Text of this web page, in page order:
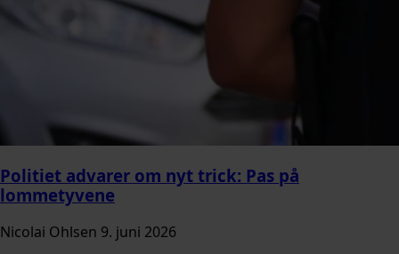
Politiet advarer om nyt trick: Pas på
lommetyvene
Nicolai Ohlsen 9. juni 2026